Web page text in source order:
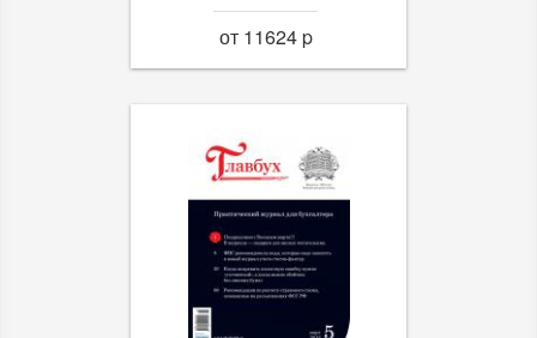
от 11624 p